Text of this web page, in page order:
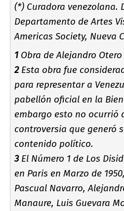
(*) Curadora venezolana.
Departamento de Artes
Americas Society, Nueva
1 Obra de Alejandro Otero
2Esta obra fue
para representar a
pabellón oficial en la
embargo esto no ocurrió
controversia que generó
contenido polí­tico.
3El Número 1 de Los
en Paris en Marzo de
Pascual Navarro,
Manaure, Luis Guevara